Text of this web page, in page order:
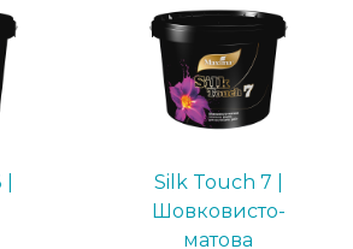
Silk Touch 7 |
Шовковисто-
матова